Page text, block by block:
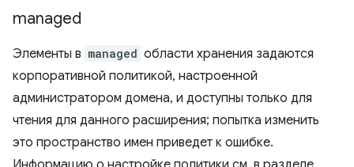
managed
Элементы в managed области хранения задаются
корпоративной политикой, настроенной
администратором домена, и доступны только для
чтения для данного расширения; попытка изменить
это пространство имен приведет к ошибке.